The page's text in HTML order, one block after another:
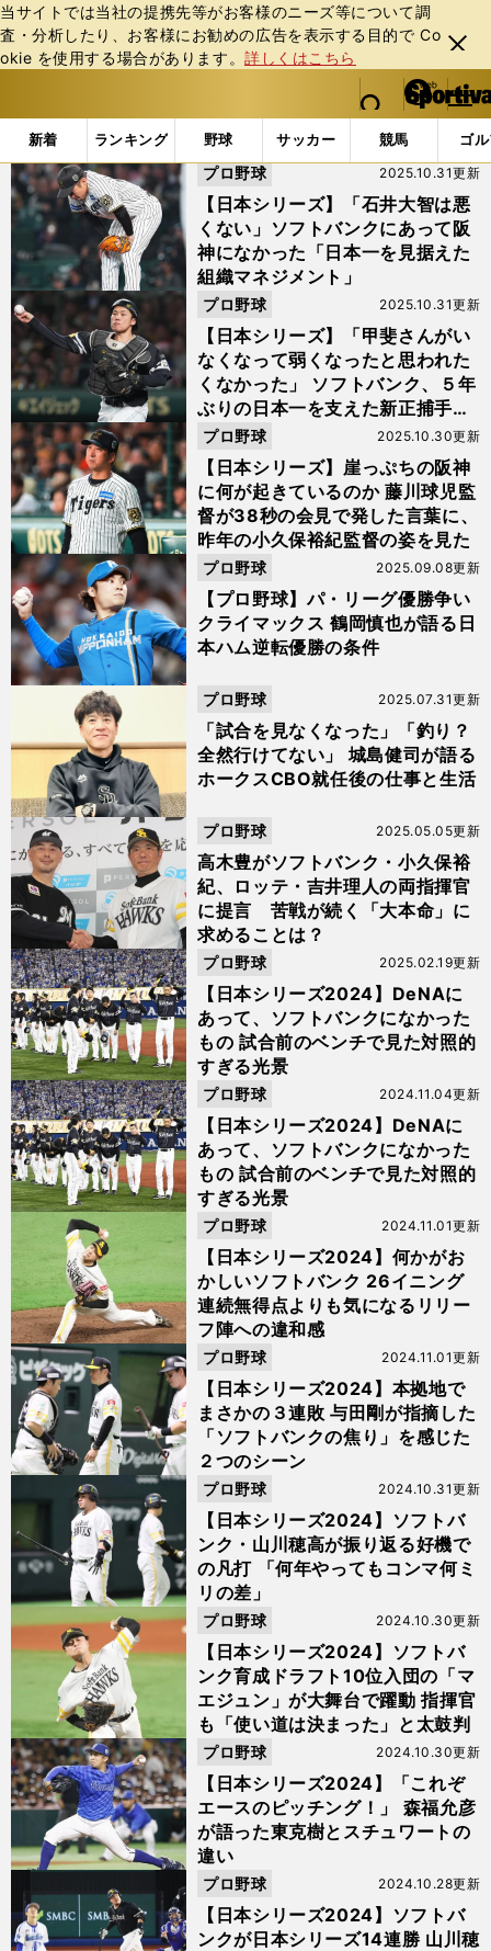
当サイトでは当社の提携先等がお客様のニーズ等について調
査・分析したり、お客様にお勧めの広告を表⽰する⽬的で Co
okie を使⽤する場合があります。詳しくはこちら
閉じ
る
web Sportiva (webスポルティーバ)
検索
マイペ
ー
ジ
メニュ
新着 ランキング 野球 サッカー 競馬 ゴ
b
ス
ポ
ル
テ
バ
「#小久保裕紀」の最新ニュース・ 情報
【日本シリーズ】「石井大智は悪
くない」ソフトバンクにあって阪
神になかった「日本一を見据えた
組織マネジメント」
2025.10.31更新
プロ野球
【日本シリーズ】「甲斐さんがい
なくなって弱くなったと思われた
くなかった」 ソフトバンク、５年
ぶりの日本一を支えた新正捕手・
海野隆司の成長譚
2025.10.31更新
プロ野球
【日本シリーズ】崖っぷちの阪神
に何が起きているのか 藤川球児監
督が38秒の会見で発した言葉に、
昨年の小久保裕紀監督の姿を見た
2025.10.30更新
プロ野球
【プロ野球】パ・リーグ優勝争い
クライマックス 鶴岡慎也が語る日
本ハム逆転優勝の条件
2025.09.08更新
プロ野球
「試合を見なくなった」「釣り？
全然行けてない」 城島健司が語る
ホークスCBO就任後の仕事と生活
2025.07.31更新
プロ野球
高木豊がソフトバンク・小久保裕
紀、ロッテ・吉井理人の両指揮官
に提言 苦戦が続く「大本命」に
求めることは？
2025.05.05更新
プロ野球
【日本シリーズ2024】DeNAに
あって、ソフトバンクになかった
もの 試合前のベンチで見た対照的
すぎる光景
2025.02.19更新
プロ野球
【日本シリーズ2024】DeNAに
あって、ソフトバンクになかった
もの 試合前のベンチで見た対照的
すぎる光景
2024.11.04更新
プロ野球
【日本シリーズ2024】何かがお
かしいソフトバンク 26イニング
連続無得点よりも気になるリリー
フ陣への違和感
2024.11.01更新
プロ野球
【日本シリーズ2024】本拠地で
まさかの３連敗 与田剛が指摘した
「ソフトバンクの焦り」を感じた
２つのシーン
2024.11.01更新
プロ野球
【日本シリーズ2024】ソフトバ
ンク・山川穂高が振り返る好機で
の凡打 「何年やってもコンマ何ミ
リの差」
2024.10.31更新
プロ野球
【日本シリーズ2024】ソフトバ
ンク育成ドラフト10位入団の「マ
エジュン」が大舞台で躍動 指揮官
も「使い道は決まった」と太鼓判
2024.10.30更新
プロ野球
【日本シリーズ2024】「これぞ
エースのピッチング！」 森福允彦
が語った東克樹とスチュワートの
違い
2024.10.30更新
プロ野球
【日本シリーズ2024】ソフトバ
ンクが日本シリーズ14連勝 山川穂
2024.10.28更新
プロ野球